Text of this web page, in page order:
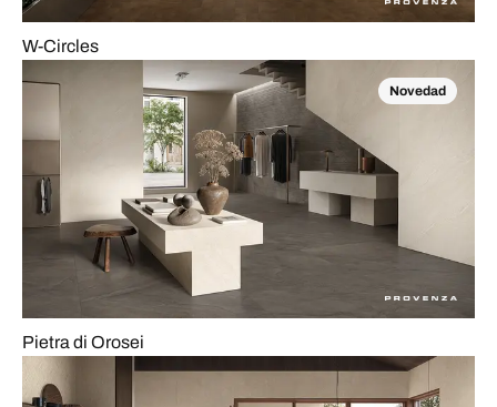
W-Circles
Novedad
Pietra di Orosei